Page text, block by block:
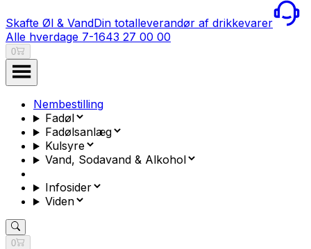
Skafte Øl & VandDin totalleverandør af drikkevarer
Alle hverdage 7-1643 27 00 00
0
Nembestilling
Fadøl
Fadølsanlæg
Kulsyre
Vand, Sodavand & Alkohol
Infosider
Viden
0